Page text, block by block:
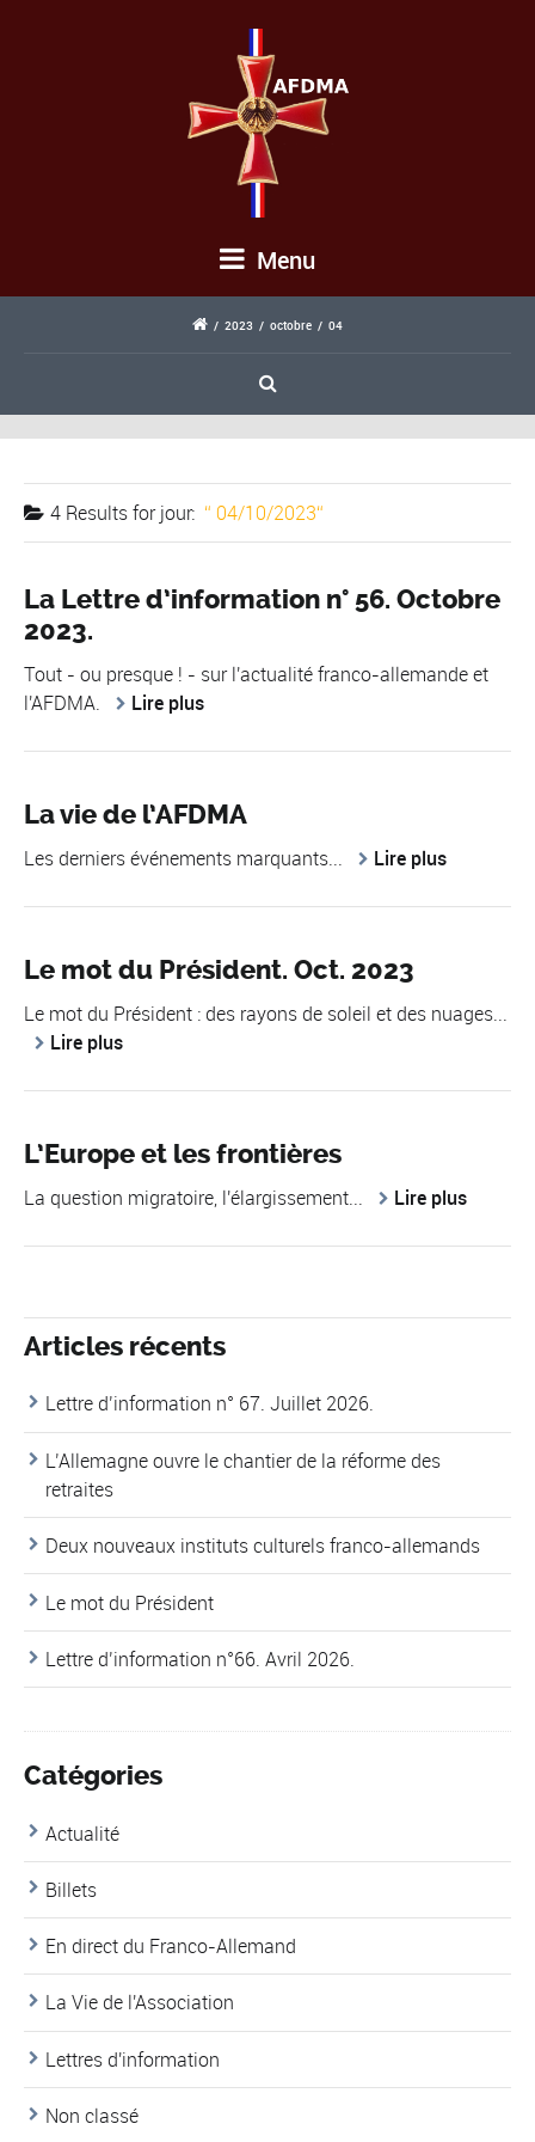
Menu
/ 2023 / octobre / 04
4 Results forjour: 04/10/2023
La Lettre d’information n° 56. Octobre
2023.
Tout - ou presque ! - sur l'actualité franco-allemande et
l'AFDMA.
Lire plus
La vie de l’AFDMA
Les derniers événements marquants... Lire plus
Le mot du Président. Oct. 2023
Le mot du Président : des rayons de soleil et des nuages...
Lire plus
L’Europe et les frontières
La question migratoire, l'élargissement... Lire plus
Articles récents
Lettre d’information n° 67. Juillet 2026.
L’Allemagne ouvre le chantier de la réforme des
retraites
Deux nouveaux instituts culturels franco-allemands
Le mot du Président
Lettre d’information n°66. Avril 2026.
Catégories
Actualité
Billets
En direct du Franco-Allemand
La Vie de l'Association
Lettres d'information
Non classé